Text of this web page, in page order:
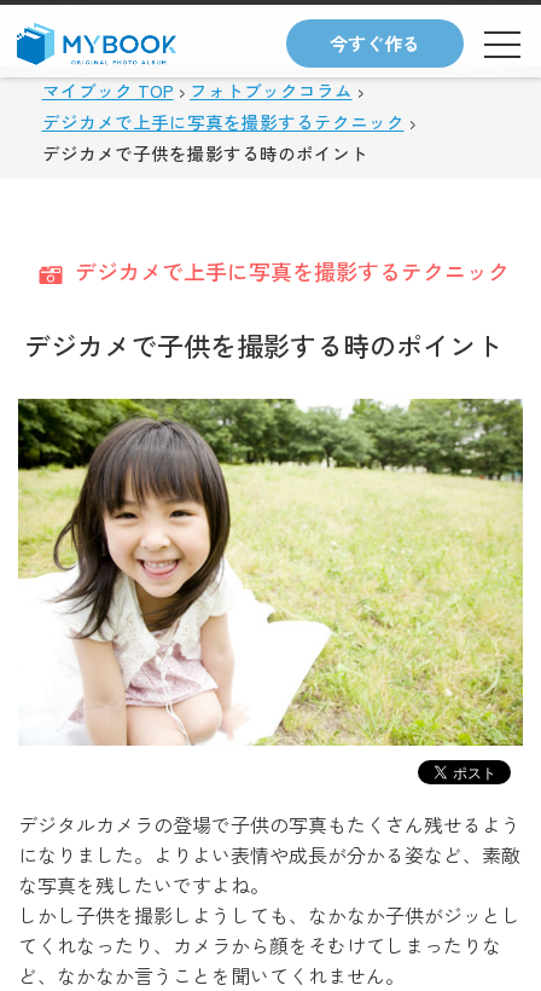
今すぐ作る
マイブック TOP
フォトブックコラム
デジカメで上手に写真を撮影するテクニック
デジカメで子供を撮影する時のポイント
デジカメで上手に写真を撮影するテクニック
デジカメで子供を撮影する時のポイント
デジタルカメラの登場で子供の写真もたくさん残せるよう
になりました。 よりよい表情や成長が分かる姿など、素敵
な写真を残したいですよね。
しかし子供を撮影しようしても、なかなか子供がジッとし
てくれなったり、 カメラから顔をそむけてしまったりな
ど、なかなか言うことを聞いてくれません。